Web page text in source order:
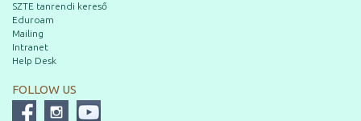
SZTE tanrendi kereső
Eduroam
Mailing
Intranet
Help Desk
FOLLOW US